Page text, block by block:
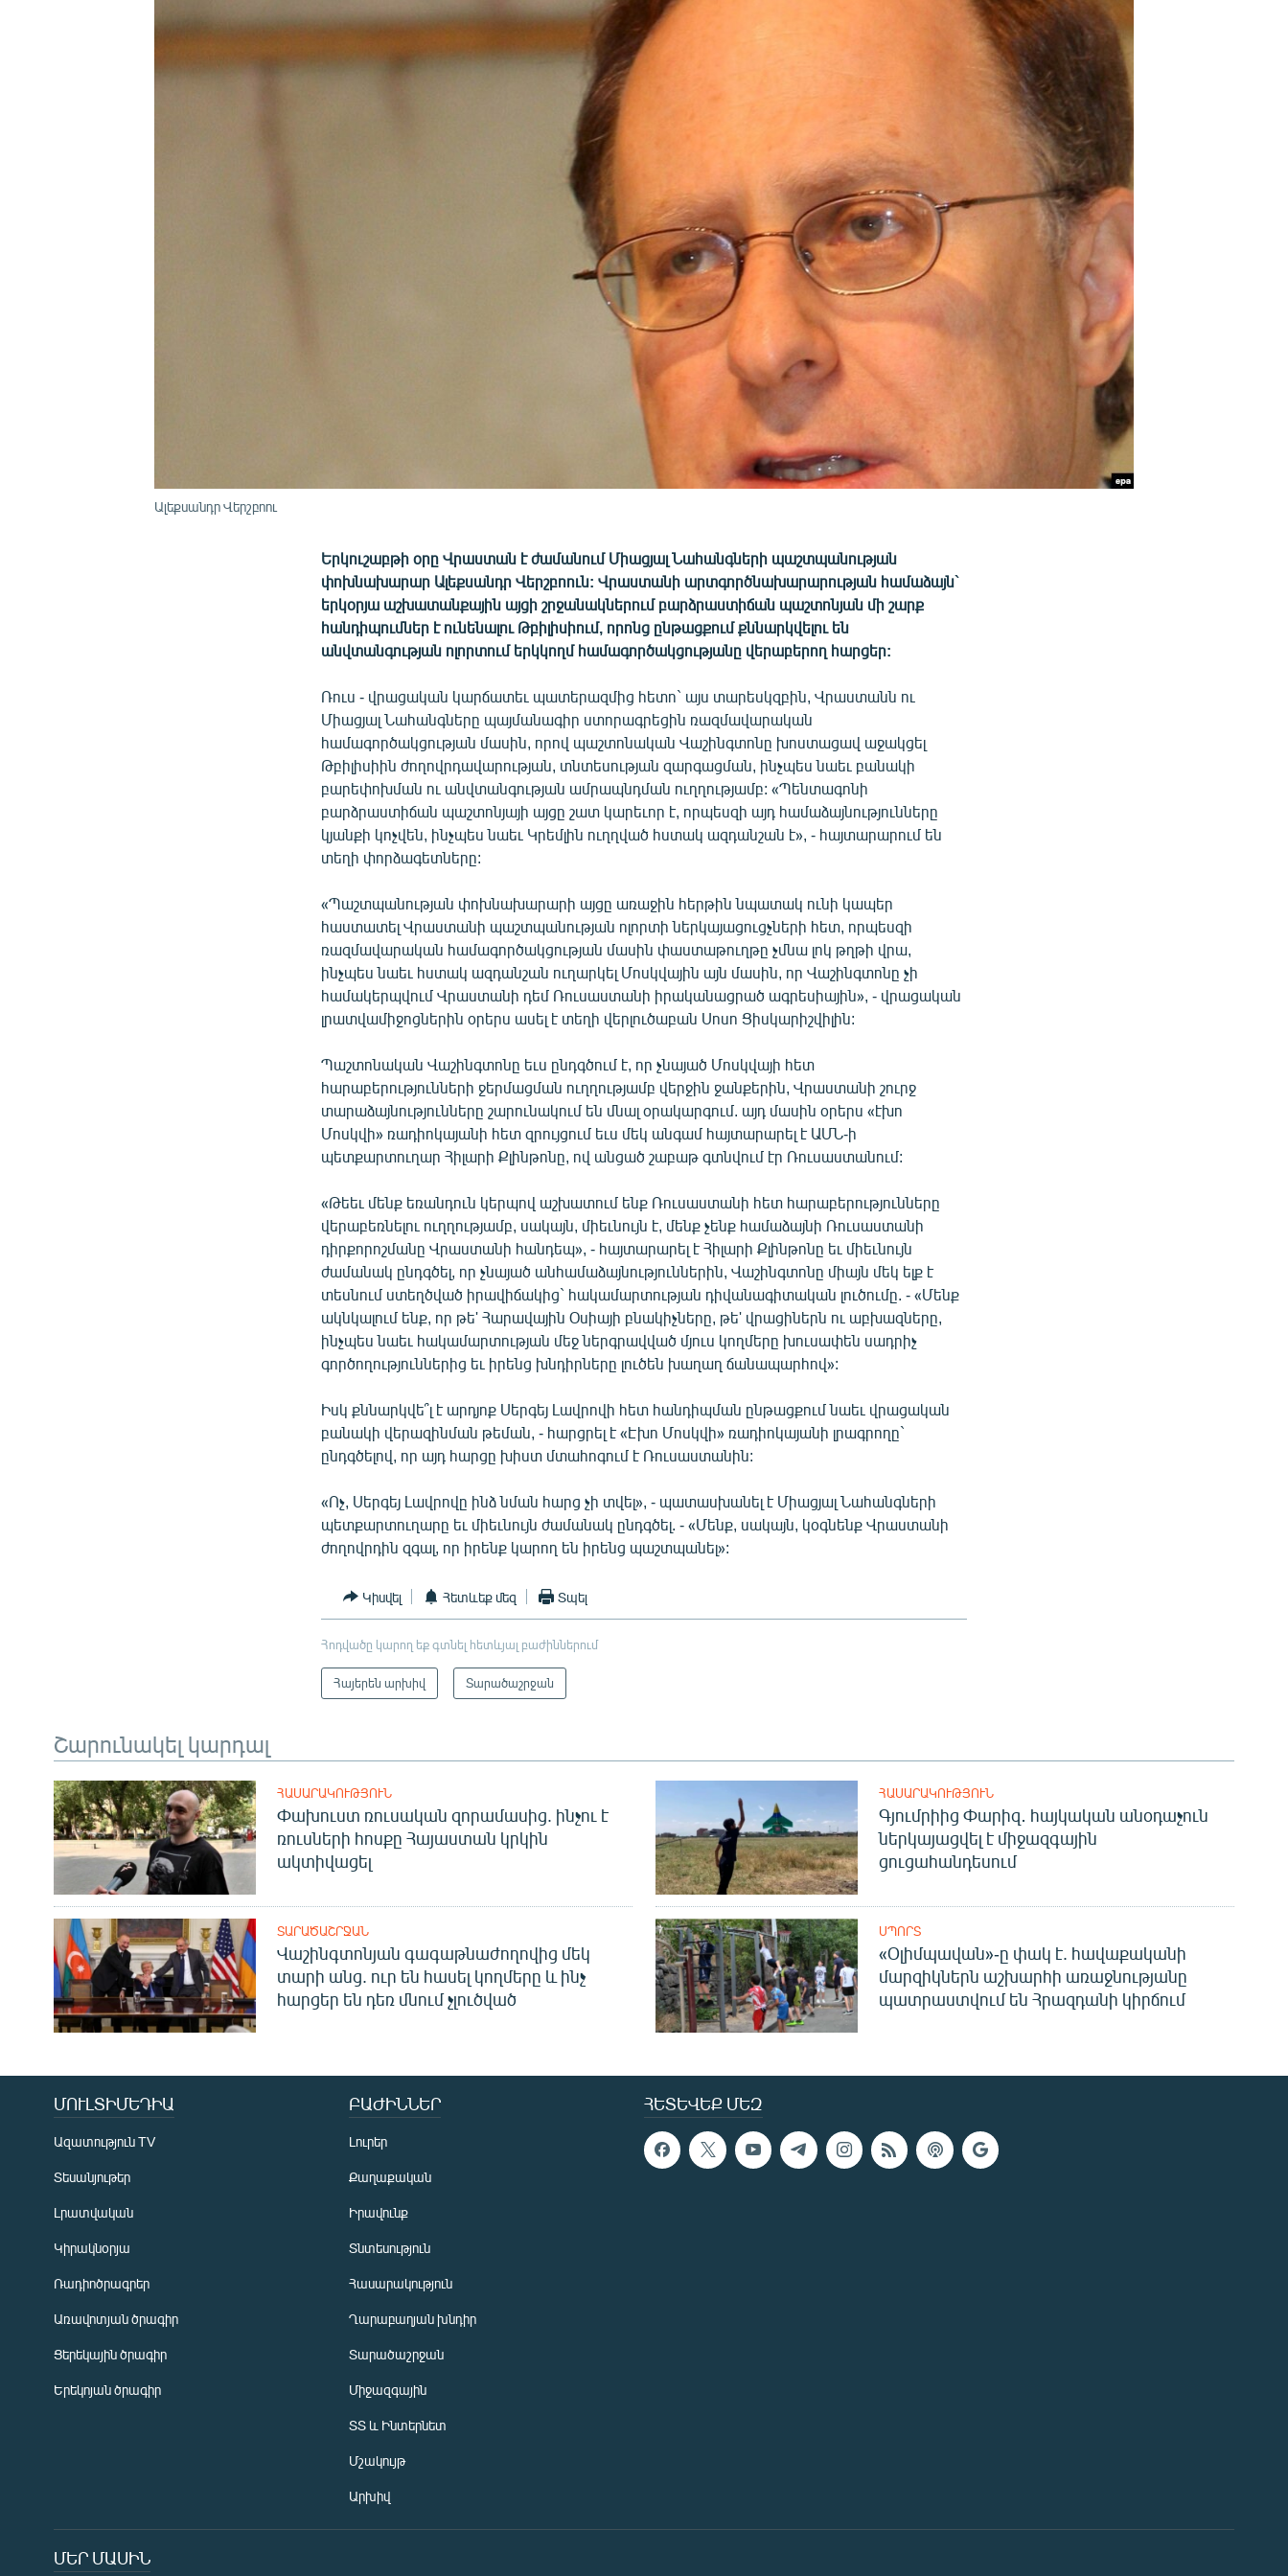
Ալեքսանդր Վերշբոու
Երկուշաբթի օրը Վրաստան է ժամանում Միացյալ Նահանգների պաշտպանության
փոխնախարար Ալեքսանդր Վերշբոուն: Վրաստանի արտգործնախարարության համաձայն`
երկօրյա աշխատանքային այցի շրջանակներում բարձրաստիճան պաշտոնյան մի շարք
հանդիպումներ է ունենալու Թբիլիսիում, որոնց ընթացքում քննարկվելու են
անվտանգության ոլորտում երկկողմ համագործակցությանը վերաբերող հարցեր:
Ռուս - վրացական կարճատեւ պատերազմից հետո` այս տարեսկզբին, Վրաստանն ու
Միացյալ Նահանգները պայմանագիր ստորագրեցին ռազմավարական
համագործակցության մասին, որով պաշտոնական Վաշինգտոնը խոստացավ աջակցել
Թբիլիսիին ժողովրդավարության, տնտեսության զարգացման, ինչպես նաեւ բանակի
բարեփոխման ու անվտանգության ամրապնդման ուղղությամբ: «Պենտագոնի
բարձրաստիճան պաշտոնյայի այցը շատ կարեւոր է, որպեսզի այդ համաձայնությունները
կյանքի կոչվեն, ինչպես նաեւ Կրեմլին ուղղված հստակ ազդանշան է», - հայտարարում են
տեղի փորձագետները:
«Պաշտպանության փոխնախարարի այցը առաջին հերթին նպատակ ունի կապեր
հաստատել Վրաստանի պաշտպանության ոլորտի ներկայացուցչների հետ, որպեսզի
ռազմավարական համագործակցության մասին փաստաթուղթը չմնա լոկ թղթի վրա,
ինչպես նաեւ հստակ ազդանշան ուղարկել Մոսկվային այն մասին, որ Վաշինգտոնը չի
համակերպվում Վրաստանի դեմ Ռուսաստանի իրականացրած ագրեսիային», - վրացական
լրատվամիջոցներին օրերս ասել է տեղի վերլուծաբան Սոսո Ցիսկարիշվիլին:
Պաշտոնական Վաշինգտոնը եւս ընդգծում է, որ չնայած Մոսկվայի հետ
հարաբերությունների ջերմացման ուղղությամբ վերջին ջանքերին, Վրաստանի շուրջ
տարաձայնությունները շարունակում են մնալ օրակարգում. այդ մասին օրերս «էխո
Մոսկվի» ռադիոկայանի հետ զրույցում եւս մեկ անգամ հայտարարել է ԱՄՆ-ի
պետքարտուղար Հիլարի Քլինթոնը, ով անցած շաբաթ գտնվում էր Ռուսաստանում:
«Թեեւ մենք եռանդուն կերպով աշխատում ենք Ռուսաստանի հետ հարաբերությունները
վերաբեռնելու ուղղությամբ, սակայն, միեւնույն է, մենք չենք համաձայնի Ռուսաստանի
դիրքորոշմանը Վրաստանի հանդեպ», - հայտարարել է Հիլարի Քլինթոնը եւ միեւնույն
ժամանակ ընդգծել, որ չնայած անհամաձայնություններին, Վաշինգտոնը միայն մեկ ելք է
տեսնում ստեղծված իրավիճակից` հակամարտության դիվանագիտական լուծումը. - «Մենք
ակնկալում ենք, որ թե' Հարավային Օսիայի բնակիչները, թե' վրացիներն ու աբխազները,
ինչպես նաեւ հակամարտության մեջ ներգրավված մյուս կողմերը խուսափեն սադրիչ
գործողություններից եւ իրենց խնդիրները լուծեն խաղաղ ճանապարհով»:
Իսկ քննարկվե՞լ է արդյոք Սերգեյ Լավրովի հետ հանդիպման ընթացքում նաեւ վրացական
բանակի վերազինման թեման, - հարցրել է «Էխո Մոսկվի» ռադիոկայանի լրագրողը`
ընդգծելով, որ այդ հարցը խիստ մտահոգում է Ռուսաստանին:
«Ոչ, Սերգեյ Լավրովը ինձ նման հարց չի տվել», - պատասխանել է Միացյալ Նահանգների
պետքարտուղարը եւ միեւնույն ժամանակ ընդգծել. - «Մենք, սակայն, կօգնենք Վրաստանի
ժողովրդին զգալ, որ իրենք կարող են իրենց պաշտպանել»:
Կիսվել Հետևեք մեզ Տպել
Հոդվածը կարող եք գտնել հետևյալ բաժիններում
Հայերեն արխիվ Տարածաշրջան
Շարունակել կարդալ
ՀԱՍԱՐԱԿՈՒԹՅՈՒՆ
Փախուստ ռուսական զորամասից. ինչու է
ռուսների հոսքը Հայաստան կրկին
ակտիվացել
ՀԱՍԱՐԱԿՈՒԹՅՈՒՆ
Գյումրիից Փարիզ․ հայկական անօդաչուն
ներկայացվել է միջազգային
ցուցահանդեսում
ՏԱՐԱԾԱՇՐՋԱՆ
Վաշինգտոնյան գագաթնաժողովից մեկ
տարի անց. ուր են հասել կողմերը և ինչ
հարցեր են դեռ մնում չլուծված
ՍՊՈՐՏ
«Օլիմպավան»-ը փակ է. հավաքականի
մարզիկներն աշխարհի առաջնությանը
պատրաստվում են Հրազդանի կիրճում
ՀԵՏԵՎԵՔ ՄԵԶ
ՄՈՒԼՏԻՄԵԴԻԱ
Ազատություն TV
Տեսանյութեր
Լրատվական
Կիրակնօրյա
Ռադիոծրագրեր
Առավոտյան ծրագիր
Ցերեկային ծրագիր
Երեկոյան ծրագիր
ԲԱԺԻՆՆԵՐ
Լուրեր
Քաղաքական
Իրավունք
Տնտեսություն
Հասարակություն
Ղարաբաղյան խնդիր
Տարածաշրջան
Միջազգային
ՏՏ և Ինտերնետ
Մշակույթ
Արխիվ
ՄԵՐ ՄԱՍԻՆ